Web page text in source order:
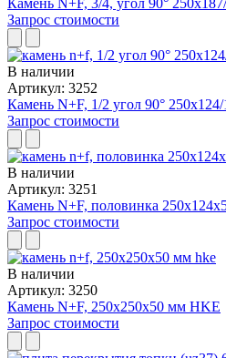
Запрос стоимости
В наличии
Артикул: 3252
Камень N+F, 1/2 угол 90°
Запрос стоимости
В наличии
Артикул: 3251
Камень N+F, половинка
Запрос стоимости
В наличии
Артикул: 3250
Камень N+F, 250x250x50 мм HKE
Запрос стоимости